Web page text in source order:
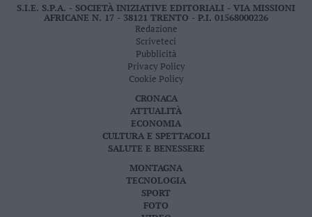
S.I.E. S.P.A. - SOCIETÀ INIZIATIVE EDITORIALI - VIA MISSIONI
AFRICANE N. 17 - 38121 TRENTO - P.I. 01568000226
Redazione
Scriveteci
Pubblicità
Privacy Policy
Cookie Policy
CRONACA
ATTUALITÀ
ECONOMIA
CULTURA E SPETTACOLI
SALUTE E BENESSERE
MONTAGNA
TECNOLOGIA
SPORT
FOTO